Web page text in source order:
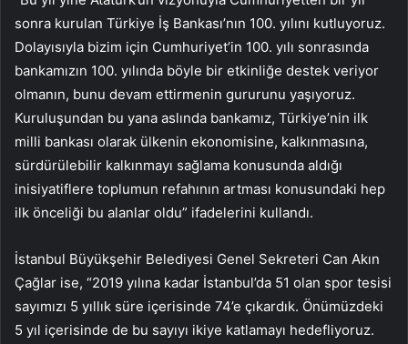
sonra kurulan Türkiye İş Bankası’nın 100. yılını kutluyoruz.
Dolayısıyla bizim için Cumhuriyet’in 100. yılı sonrasında
bankamızın 100. yılında böyle bir etkinliğe destek veriyor
olmanın, bunu devam ettirmenin gururunu yaşıyoruz.
Kuruluşundan bu yana aslında bankamız, Türkiye’nin ilk
milli bankası olarak ülkenin ekonomisine, kalkınmasına,
sürdürülebilir kalkınmayı sağlama konusunda aldığı
inisiyatiflere toplumun refahının artması konusundaki hep
ilk önceliği bu alanlar oldu” ifadelerini kullandı.
İstanbul Büyükşehir Belediyesi Genel Sekreteri Can Akın
Çağlar ise, “2019 yılına kadar İstanbul’da 51 olan spor tesisi
sayımızı 5 yıllık süre içerisinde 74’e çıkardık. Önümüzdeki
5 yıl içerisinde de bu sayıyı ikiye katlamayı hedefliyoruz.